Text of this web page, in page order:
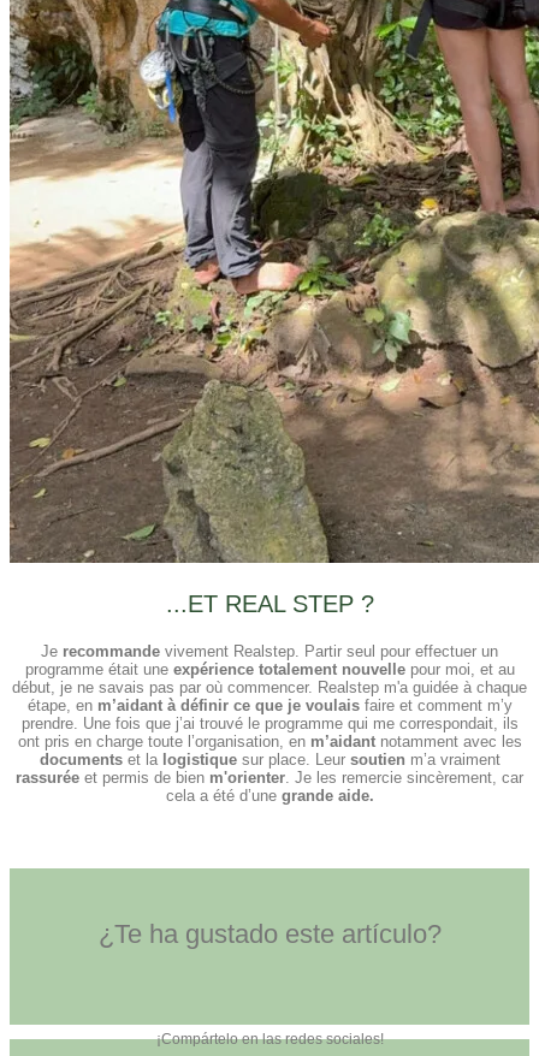
...ET REAL STEP ?
Je recommande vivement Realstep. Partir seul pour effectuer un
programme était une expérience totalement nouvellepour moi, et au
début, je ne savais pas par où commencer. Realstep m'a guidée à chaque
étape, en m’aidant à définir ce que je voulaisfaire et comment m’y
prendre. Une fois que j’ai trouvé le programme qui me correspondait, ils
ont pris en charge toute l’organisation, en m’aidantnotamment avec les
documentset la logistiquesur place. Leur soutien m’a vraiment
rassurée et permis de bien m'orienter. Je les remercie sincèrement, car
cela a été d’unegrande aide.
¿Te ha gustado este artículo?
¡Compártelo en las redes sociales!